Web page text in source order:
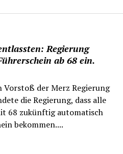
Regierung
ab 68 ein.
der Merz Regierung
die Regierung, dass alle
68 zukünftig automatisch
bekommen....